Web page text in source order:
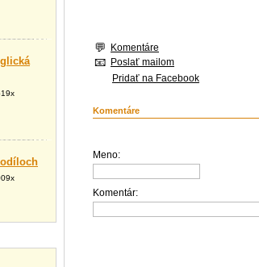
Komentáre
Poslať mailom
Pridať na Facebook
Komentáre
Meno:
Komentár: